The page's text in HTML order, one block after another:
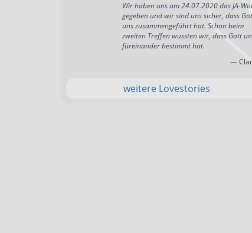
Wir haben uns am 24.07.2020 das JA-
gegeben und wir sind uns sicher, dass
uns zusammengeführt hat. Schon beim
zweiten Treffen wussten wir, dass Gott
füreinander bestimmt hat.
—
weitere Lovestories